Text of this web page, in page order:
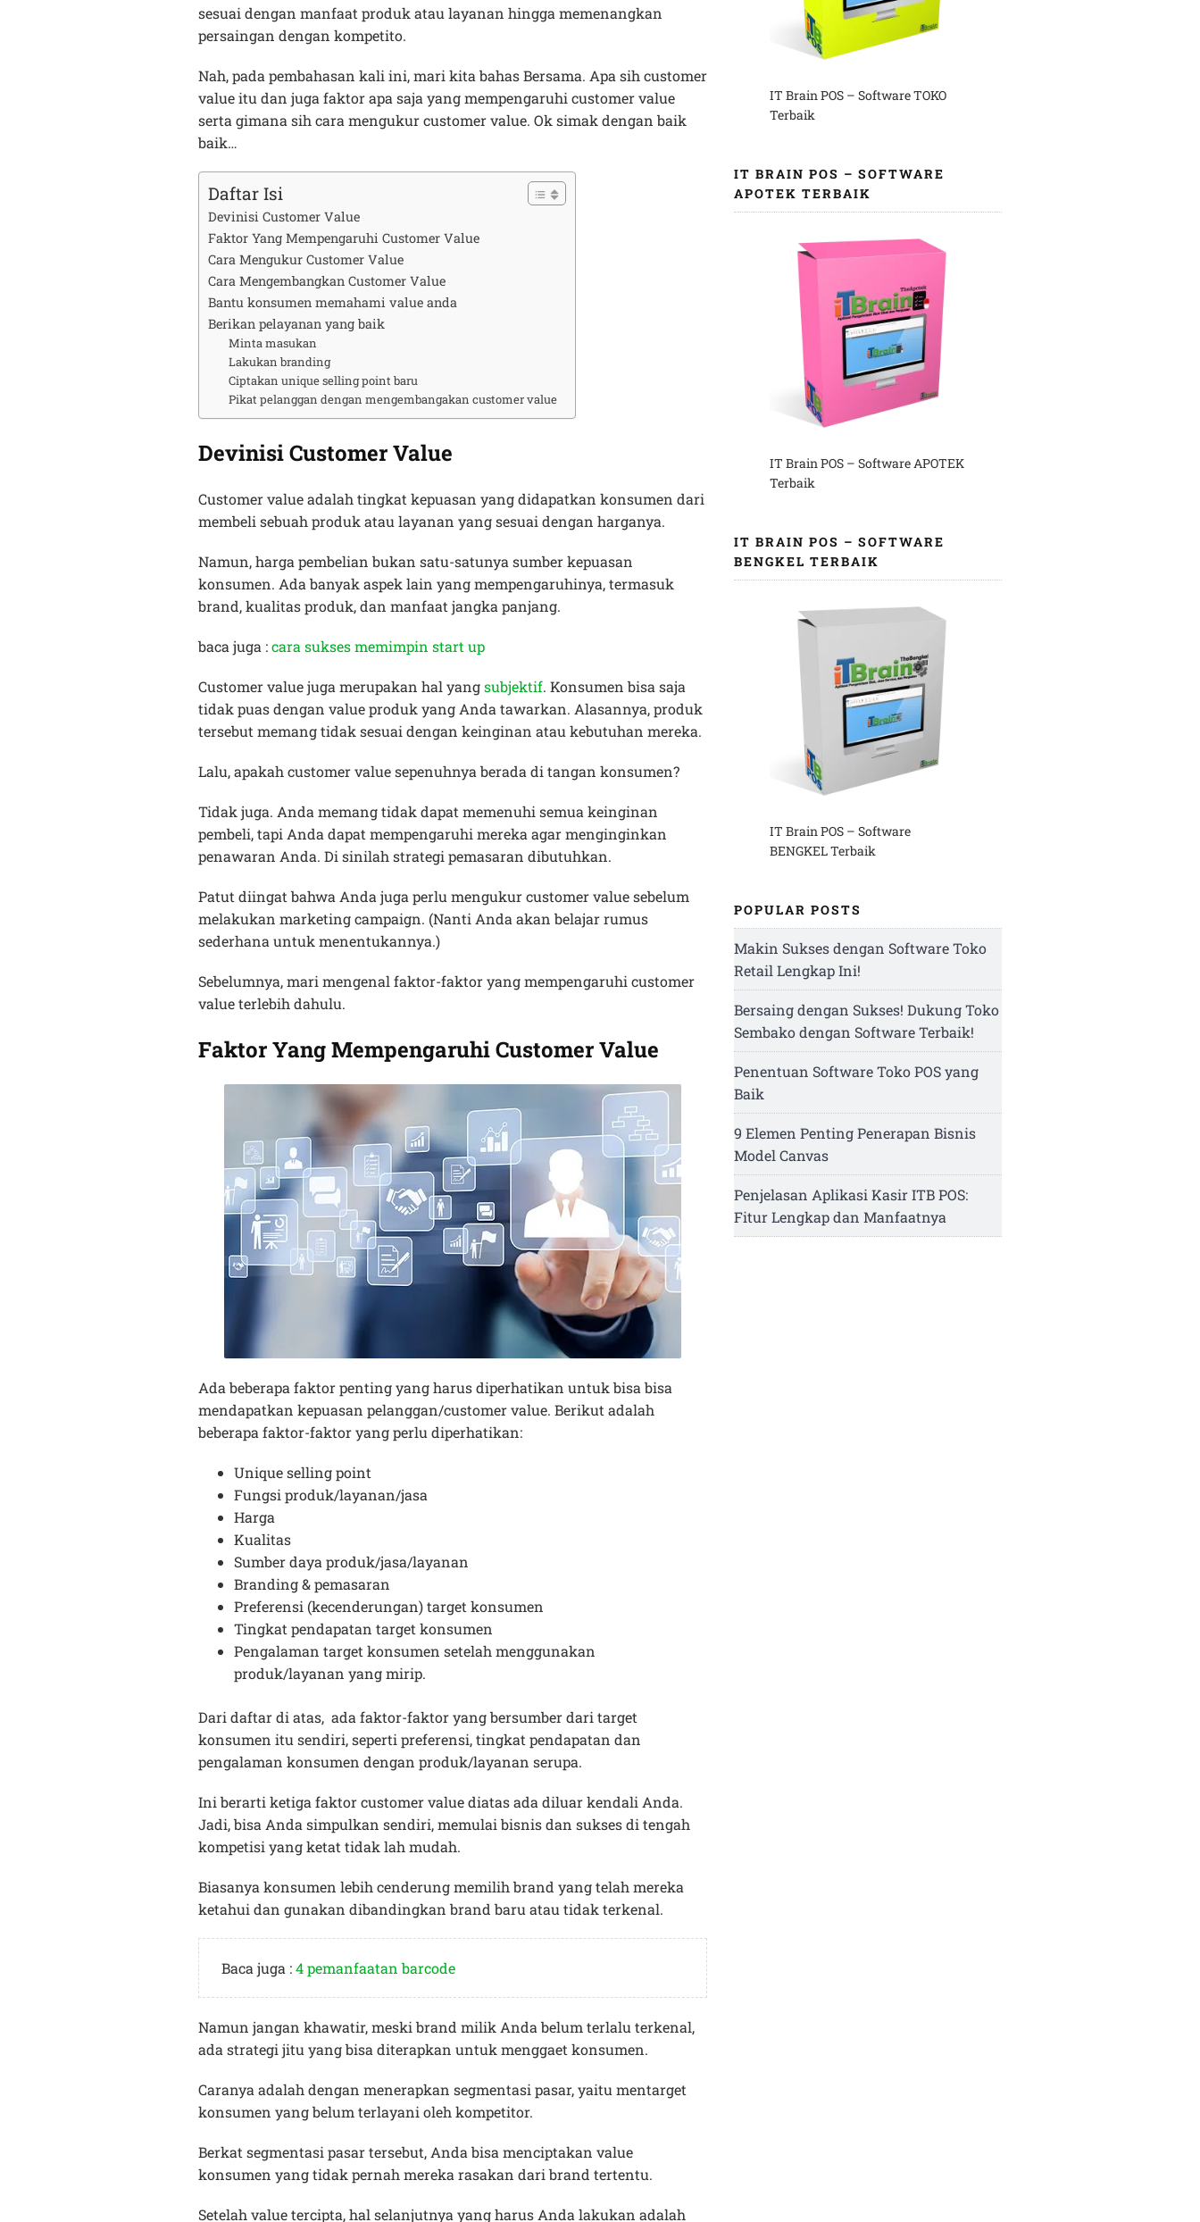
sesuai dengan manfaat produk atau layanan hingga memenangkan
persaingan dengan kompetito.
Nah, pada pembahasan kali ini, mari kita bahas Bersama. Apa sih customer
value itu dan juga faktor apa saja yang mempengaruhi customer value
serta gimana sih cara mengukur customer value. Ok simak dengan baik
baik…
Daftar Isi
Devinisi Customer Value
Faktor Yang Mempengaruhi Customer Value
Cara Mengukur Customer Value
Cara Mengembangkan Customer Value
Bantu konsumen memahami value anda
Berikan pelayanan yang baik
Minta masukan
Lakukan branding
Ciptakan unique selling point baru
Pikat pelanggan dengan mengembangakan customer value
Devinisi Customer Value
Customer value adalah tingkat kepuasan yang didapatkan konsumen dari
membeli sebuah produk atau layanan yang sesuai dengan harganya.
Namun, harga pembelian bukan satu-satunya sumber kepuasan
konsumen. Ada banyak aspek lain yang mempengaruhinya, termasuk
brand, kualitas produk, dan manfaat jangka panjang.
baca juga :cara sukses memimpin start up
Customer value juga merupakan hal yangsubjektif. Konsumen bisa saja
tidak puas dengan value produk yang Anda tawarkan. Alasannya, produk
tersebut memang tidak sesuai dengan keinginan atau kebutuhan mereka.
Lalu, apakah customer value sepenuhnya berada di tangan konsumen?
Tidak juga. Anda memang tidak dapat memenuhi semua keinginan
pembeli, tapi Anda dapat mempengaruhi mereka agar menginginkan
penawaran Anda. Di sinilah strategi pemasaran dibutuhkan.
Patut diingat bahwa Anda juga perlu mengukur customer value sebelum
melakukan marketing campaign. (Nanti Anda akan belajar rumus
sederhana untuk menentukannya.)
Sebelumnya, mari mengenal faktor-faktor yang mempengaruhi customer
value terlebih dahulu.
Faktor Yang Mempengaruhi Customer Value
Ada beberapa faktor penting yang harus diperhatikan untuk bisa bisa
mendapatkan kepuasan pelanggan/customer value. Berikut adalah
beberapa faktor-faktor yang perlu diperhatikan:
Unique selling point
Fungsi produk/layanan/jasa
Harga
Kualitas
Sumber daya produk/jasa/layanan
Branding & pemasaran
Preferensi (kecenderungan) target konsumen
Tingkat pendapatan target konsumen
Pengalaman target konsumen setelah menggunakan
produk/layanan yang mirip.
Dari daftar di atas, ada faktor-faktor yang bersumber dari target
konsumen itu sendiri, seperti preferensi, tingkat pendapatan dan
pengalaman konsumen dengan produk/layanan serupa.
Ini berarti ketiga faktor customer value diatas ada diluar kendali Anda.
Jadi, bisa Anda simpulkan sendiri, memulai bisnis dan sukses di tengah
kompetisi yang ketat tidak lah mudah.
Biasanya konsumen lebih cenderung memilih brand yang telah mereka
ketahui dan gunakan dibandingkan brand baru atau tidak terkenal.
Baca juga :4 pemanfaatan barcode
Namun jangan khawatir, meski brand milik Anda belum terlalu terkenal,
ada strategi jitu yang bisa diterapkan untuk menggaet konsumen.
Caranya adalah dengan menerapkan segmentasi pasar, yaitu mentarget
konsumen yang belum terlayani oleh kompetitor.
Berkat segmentasi pasar tersebut, Anda bisa menciptakan value
konsumen yang tidak pernah mereka rasakan dari brand tertentu.
Setelah value tercipta, hal selanjutnya yang harus Anda lakukan adalah
IT Brain POS – Software TOKO
Terbaik
IT BRAIN POS – SOFTWARE
APOTEK TERBAIK
IT Brain POS – Software APOTEK
Terbaik
IT BRAIN POS – SOFTWARE
BENGKEL TERBAIK
IT Brain POS – Software
BENGKEL Terbaik
POPULAR POSTS
Makin Sukses dengan Software Toko
Retail Lengkap Ini!
Bersaing dengan Sukses! Dukung Toko
Sembako dengan Software Terbaik!
Penentuan Software Toko POS yang
Baik
9 Elemen Penting Penerapan Bisnis
Model Canvas
Penjelasan Aplikasi Kasir ITB POS:
Fitur Lengkap dan Manfaatnya